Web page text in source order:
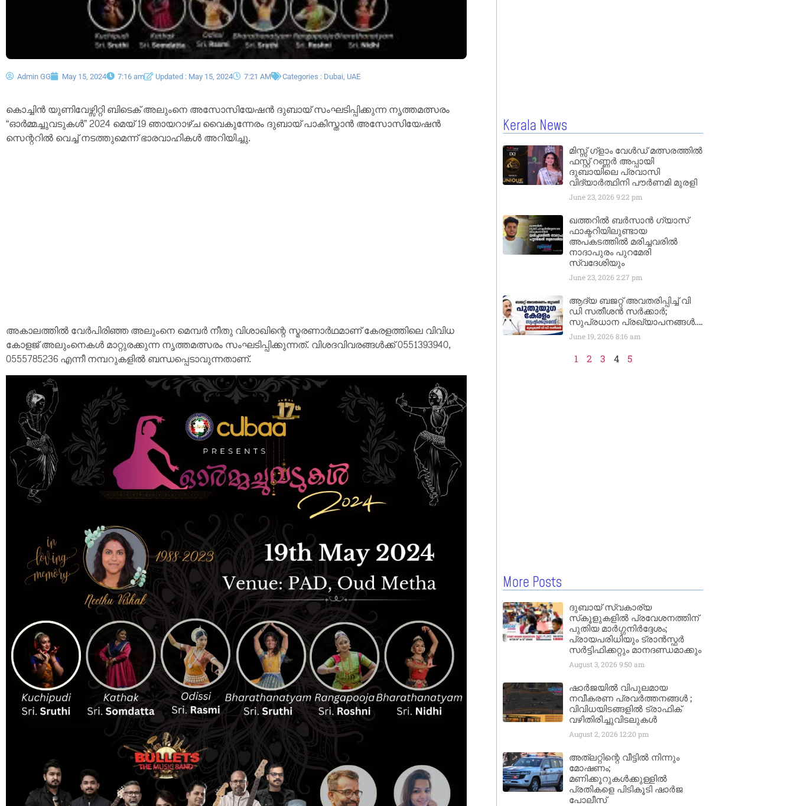
Admin GG May 15, 2024 7:16 am Updated : May 15, 2024 7:21 AM Categories : Dubai UAE
കൊച്ചിൻ യുണിവേഴ്സിറ്റി ബിടെക് അലുംനെ അസോസിയേഷൻ ദുബായ് സംഘടിപ്പിക്കുന്ന നൃത്തമത്സരം
“ഓർമ്മച്ചുവടുകൾ” 2024 മെയ് 19 ഞായറാഴ്ച വൈകുന്നേരം ദുബായ് പാകിസ്താൻ അസോസിയേഷൻ
സെന്ററിൽ വെച്ച് നടത്തുമെന്ന് ഭാരവാഹികൾ അറിയിച്ചു.
അകാലത്തിൽ വേർപിരിഞ്ഞ അലുംനെ മെമ്പർ നീതു വിശാഖിന്റെ സ്മരണാർഥമാണ് കേരളത്തിലെ വിവിധ
കോളജ് അലുംനെകൾ മാറ്റുരക്കുന്ന നൃത്തമത്സരം സംഘടിപ്പിക്കുന്നത്. വിശദവിവരങ്ങൾക്ക് 0551393940,
0555785236 എന്നീ നമ്പറുകളിൽ ബന്ധപ്പെടാവുന്നതാണ്.
Kerala News
മിസ്സ്‌ ഗ്ളാം വേൾഡ് മത്സരത്തിൽ
ഫസ്റ്റ് റണ്ണർ അപ്പായി
ദുബായിലെ പ്രവാസി
വിദ്യാർത്ഥിനി പൗർണമി മുരളി
June 23, 2026 9:22 pm
ഖത്തറിൽ ബർസാൻ ഗ്യാസ്
ഫാക്ടറിയിലുണ്ടായ
അപകടത്തിൽ മരിച്ചവരിൽ
നാദാപുരം പുറമേരി
സ്വദേശിയും
June 23, 2026 2:27 pm
ആദ്യ ബജറ്റ് അവതരിപ്പിച്ച് വി
ഡി സതീശൻ സർക്കാർ;
സുപ്രധാന പ്രഖ്യാപനങ്ങൾ….
June 19, 2026 8:16 am
1 2 3 4 5
More Posts
ദുബായ് സ്വകാര്യ
സ്‌കൂളുകളിൽ പ്രവേശനത്തിന്
പുതിയ മാർഗ്ഗനിർദ്ദേശം;
പ്രായപരിധിയും ട്രാൻസ്ഫർ
സർട്ടിഫിക്കറ്റും മാനദണ്ഡമാക്കും
August 3, 2026 9:50 am
ഷാർജയിൽ വിപുലമായ
നവീകരണ പ്രവർത്തനങ്ങൾ ;
വിവിധയിടങ്ങളിൽ ട്രാഫിക്
വഴിതിരിച്ചുവിടലുകൾ
August 2, 2026 12:20 pm
അത്‌ലറ്റിന്റെ വീട്ടിൽ നിന്നും
മോഷണം;
മണിക്കൂറുകൾക്കുള്ളിൽ
പ്രതികളെ പിടികൂടി ഷാർജ
പോലീസ്